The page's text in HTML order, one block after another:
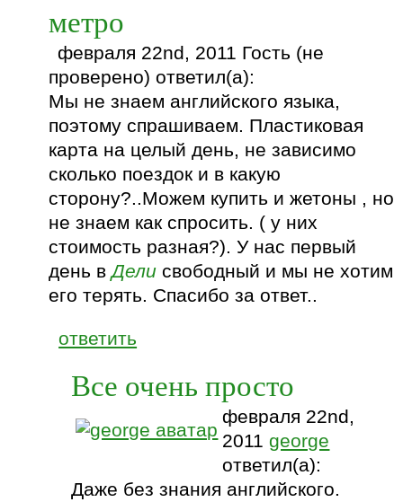
метро
февраля 22nd, 2011 Гость (не
проверено) ответил(а):
Мы не знаем английского языка,
поэтому спрашиваем. Пластиковая
карта на целый день, не зависимо
сколько поездок и в какую
сторону?..Можем купить и жетоны , но
не знаем как спросить. ( у них
стоимость разная?). У нас первый
день вДели свободный и мы не хотим
его терять. Спасибо за ответ..
ответить
Все очень просто
февраля 22nd,
2011george
ответил(а):
Даже без знания английского.